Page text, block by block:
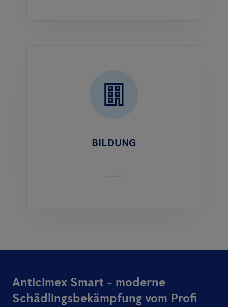
BILDUNG
Anticimex Smart - moderne
Schädlingsbekämpfung vom Profi